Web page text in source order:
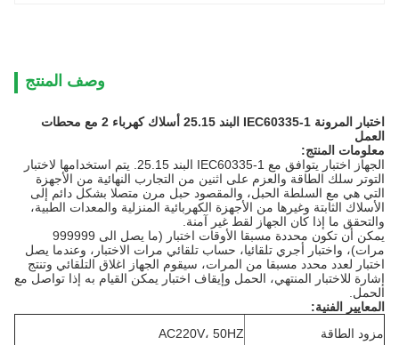
وصف المنتج
اختبار المرونة IEC60335-1 البند 25.15 أسلاك كهرباء 2 مع محطات
العمل
معلومات المنتج:
الجهاز اختبار يتوافق مع IEC60335-1 البند 25.15.
يتم استخدامها لاختبار
التوتر سلك الطاقة والعزم على اثنين من التجارب النهائية من الأجهزة
التي هي مع السلطة الحبل، والمقصود حبل مرن متصلا بشكل دائم إلى
الأسلاك الثابتة وغيرها من الأجهزة الكهربائية المنزلية والمعدات الطبية،
والتحقق ما إذا كان الجهاز لقط غير آمنة.
يمكن أن تكون محددة مسبقا الأوقات اختبار (ما يصل الى 999999
مرات)، واختبار أجري تلقائيا، حساب تلقائي مرات الاختبار، وعندما يصل
اختبار لعدد محدد مسبقا من المرات، سيقوم الجهاز اغلاق التلقائي وتنتج
إشارة للاختبار المنتهي، الحمل وإيقاف اختبار يمكن القيام به إذا تواصل مع
الحمل.
المعايير الفنية:
مزود الطاقة
AC220V، 50HZ